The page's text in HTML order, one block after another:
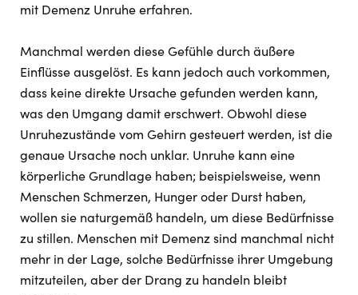
mit Demenz Unruhe erfahren.
Manchmal werden diese Gefühle durch äußere
Einflüsse ausgelöst. Es kann jedoch auch vorkommen,
dass keine direkte Ursache gefunden werden kann,
was den Umgang damit erschwert. Obwohl diese
Unruhezustände vom Gehirn gesteuert werden, ist die
genaue Ursache noch unklar. Unruhe kann eine
körperliche Grundlage haben; beispielsweise, wenn
Menschen Schmerzen, Hunger oder Durst haben,
wollen sie naturgemäß handeln, um diese Bedürfnisse
zu stillen. Menschen mit Demenz sind manchmal nicht
mehr in der Lage, solche Bedürfnisse ihrer Umgebung
mitzuteilen, aber der Drang zu handeln bleibt